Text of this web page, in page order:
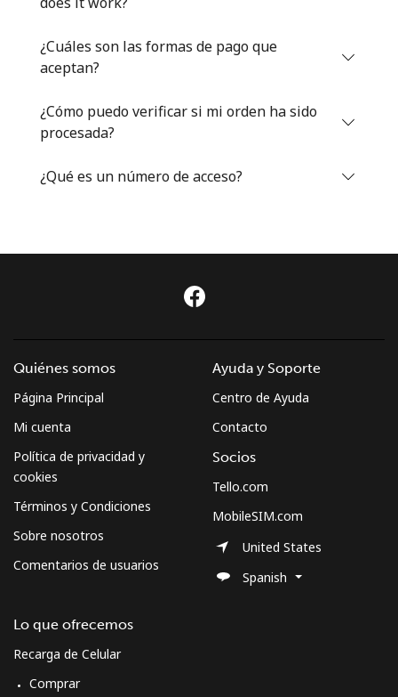
¿Cuáles son las formas de pago que
aceptan?
¿Cómo puedo verificar si mi orden ha sido
procesada?
¿Qué es un número de acceso?
Quiénes somos
Página Principal
Mi cuenta
Política de privacidad y
cookies
Términos y Condiciones
Sobre nosotros
Comentarios de usuarios
Lo que ofrecemos
Recarga de Celular
Comprar
Ayuda y Soporte
Centro de Ayuda
Contacto
Socios
Tello.com
MobileSIM.com
United States
Spanish